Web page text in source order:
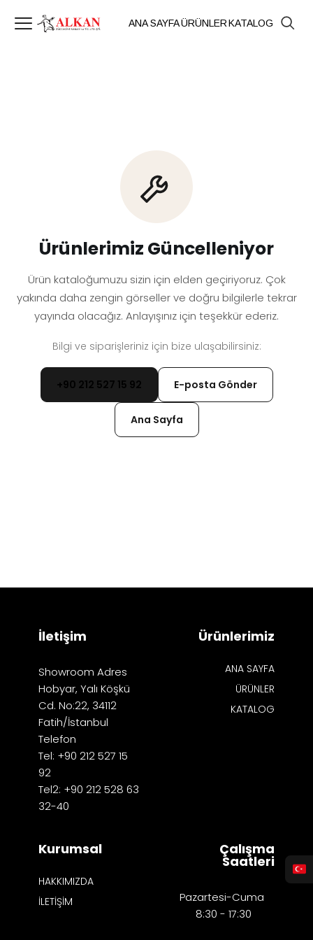
ANA SAYFAÜRÜNLERKATALOG
Ürünlerimiz Güncelleniyor
Ürün kataloğumuzu sizin için elden geçiriyoruz. Çok
yakında daha zengin görseller ve doğru bilgilerle tekrar
yayında olacağız. Anlayışınız için teşekkür ederiz.
Bilgi ve siparişleriniz için bize ulaşabilirsiniz:
+90 212 527 15 92 E-posta Gönder
Ana Sayfa
İletişim
Showroom Adres
Hobyar, Yalı Köşkü
Cd. No:22, 34112
Fatih/İstanbul
Telefon
Tel: +90 212 527 15
92
Tel2: +90 212 528 63
32-40
Ürünlerimiz
ANA SAYFA
ÜRÜNLER
KATALOG
Kurumsal
HAKKIMIZDA
İLETİŞİM
Çalışma
Saatleri
Pazartesi-Cuma
8:30 - 17:30​​